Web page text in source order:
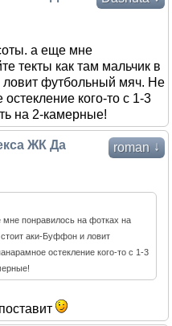
а еще мне
текты как там мальчик в
ловит футбольный мяч. Не
кого-то с 1-3
на 2-камерные!
roman ↓
ЖК Да
понравилось на фотках на
стоит аки-Буффон и ловит
остекление кого-то с 1-3